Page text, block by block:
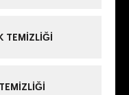
TEMIZLIĞI